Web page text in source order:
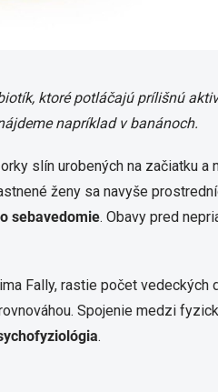
ktoré potláčajú prílišnú
napríklad v banánoch.
slín urobených na začiatku a
ženy sa navyše
sebavedomie. Obavy pred
Fally, rastie počet
Spojenie medzi
.